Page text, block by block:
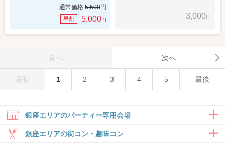
通常価格 5,500円
早割 5,000円 3,000円
前へ 次へ
最初 1 2 3 4 5 最後
銀座エリアのパーティー専用会場
銀座エリアの街コン・趣味コン